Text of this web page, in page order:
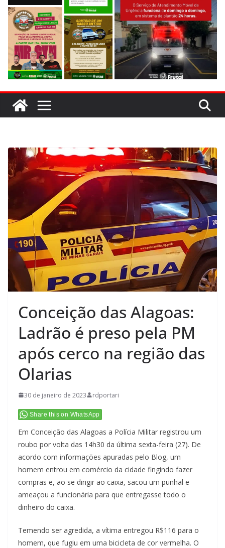
Conceição das Alagoas:
Ladrão é preso pela PM
após cerco na região das
Olarias
30 de janeiro de 2023 rdportari
Share this on WhatsApp
Em Conceição das Alagoas a Polícia Militar registrou um
roubo por volta das 14h30 da última sexta-feira (27). De
acordo com informações apuradas pelo Blog, um
homem entrou em comércio da cidade fingindo fazer
compras e, ao se dirigir ao caixa, sacou um punhal e
ameaçou a funcionária para que entregasse todo o
dinheiro do caixa.
Temendo ser agredida, a vítima entregou R$116 para o
homem, que fugiu em uma bicicleta de cor vermelha. O